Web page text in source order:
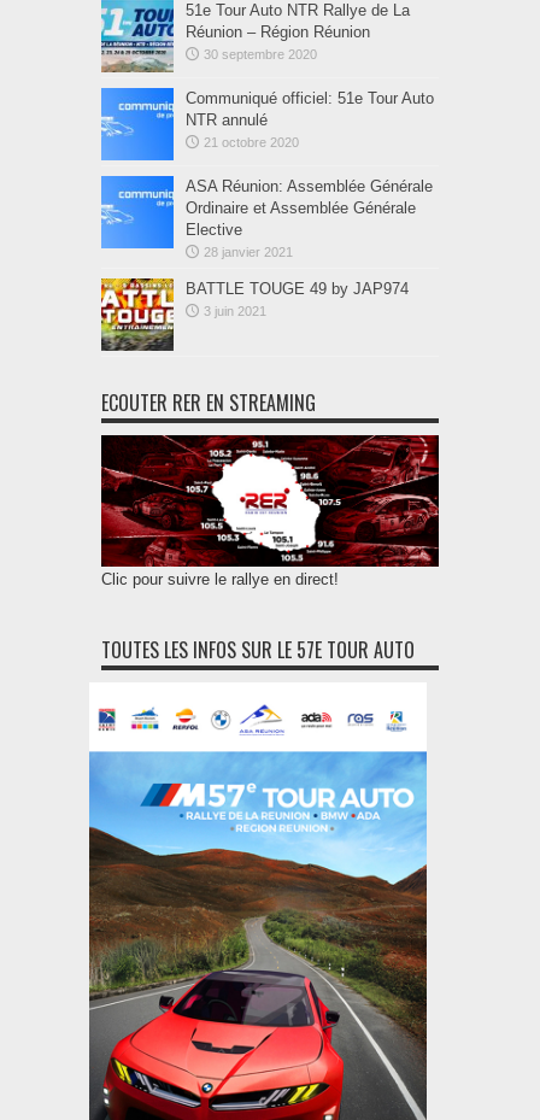
51e Tour Auto NTR Rallye de La
Réunion – Région Réunion
30 septembre 2020
Communiqué officiel: 51e Tour Auto
NTR annulé
21 octobre 2020
ASA Réunion: Assemblée Générale
Ordinaire et Assemblée Générale
Elective
28 janvier 2021
BATTLE TOUGE 49 by JAP974
3 juin 2021
ECOUTER RER EN STREAMING
Clic pour suivre le rallye en direct!
TOUTES LES INFOS SUR LE 57E TOUR AUTO